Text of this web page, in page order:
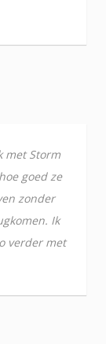
met Storm
goed ze
zonder
Ik
verder met